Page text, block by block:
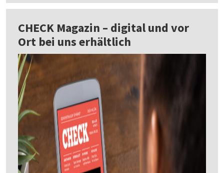
CHECK Magazin – digital und vor
Ort bei uns erhältlich